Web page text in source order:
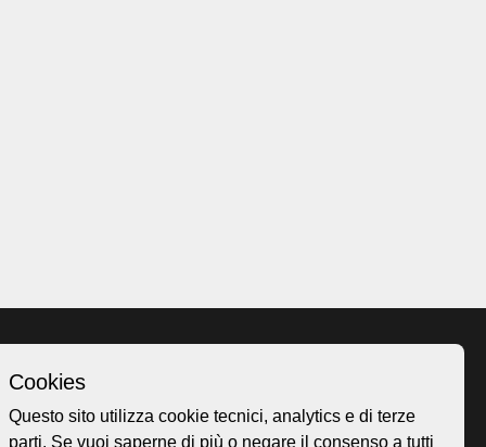
Homepage
Cookies
Questo sito utilizza cookie tecnici, analytics e di terze
parti. Se vuoi saperne di più o negare il consenso a tutti